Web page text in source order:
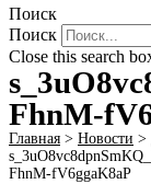
Поиск
Поиск
Close this search
FhnM-
Главная > Новости >
FhnM-fV6ggaK8aP